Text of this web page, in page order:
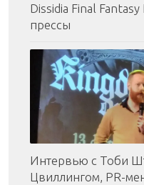
Dissidia Final
прессы
Интервью с Тоби
Цвиллингом, PR-